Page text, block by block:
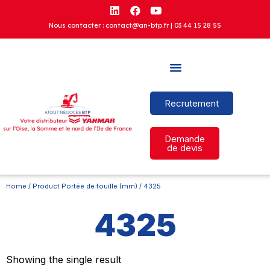
Nous contacter : contact@an-btp.fr | 03 44 15 28 55
Recrutement
Demande
de devis
Home / Product Portée de fouille (mm) / 4325
4325
Showing the single result